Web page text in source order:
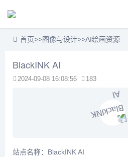
首页>>图像与设计>>AI绘画资源
BlackINK AI
2024-09-08 16:08:56 183
站点名称：BlackINK AI